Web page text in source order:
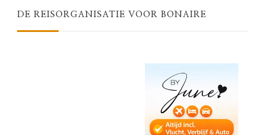
DE REISORGANISATIE VOOR BONAIRE